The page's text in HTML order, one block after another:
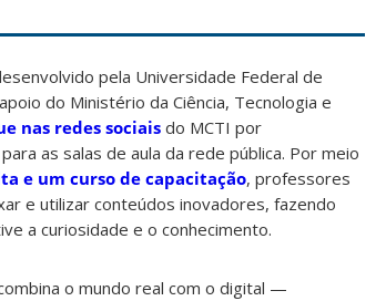
pela Universidade Federal de
do Ministério da Ciência, Tecnologia e
nas redes sociais do MCTI por
as salas de aula da rede pública. Por meio
e um curso de capacitação, professores
e utilizar conteúdos inovadores, fazendo
a curiosidade e o conhecimento.
o mundo real com o digital —